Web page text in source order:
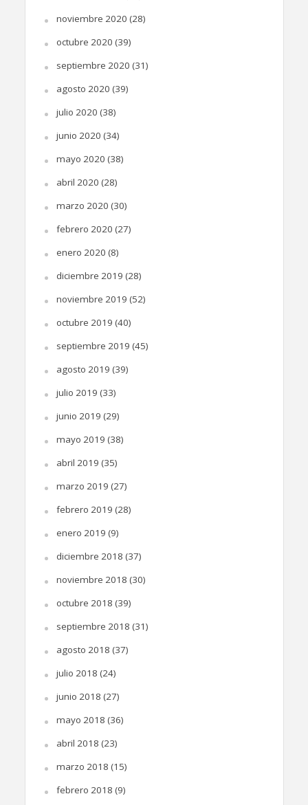
noviembre 2020 (28)
octubre 2020 (39)
septiembre 2020 (31)
agosto 2020 (39)
julio 2020 (38)
junio 2020 (34)
mayo 2020 (38)
abril 2020 (28)
marzo 2020 (30)
febrero 2020 (27)
enero 2020 (8)
diciembre 2019 (28)
noviembre 2019 (52)
octubre 2019 (40)
septiembre 2019 (45)
agosto 2019 (39)
julio 2019 (33)
junio 2019 (29)
mayo 2019 (38)
abril 2019 (35)
marzo 2019 (27)
febrero 2019 (28)
enero 2019 (9)
diciembre 2018 (37)
noviembre 2018 (30)
octubre 2018 (39)
septiembre 2018 (31)
agosto 2018 (37)
julio 2018 (24)
junio 2018 (27)
mayo 2018 (36)
abril 2018 (23)
marzo 2018 (15)
febrero 2018 (9)